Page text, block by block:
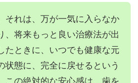
それは、万が一気に入らなか
、将来もっと良い治療法が出
たときに、いつでも健康な元
状態に、完全に戻せるという